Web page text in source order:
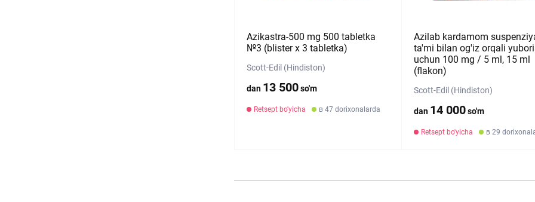
Azikastra-500 mg 500 tabletka
№3 (blister х 3 tabletka)
Scott-Edil (Hindiston)
dan 13 500so'm
Retsept bo'yicha в 47 dorixonalarda
Azilab kardamom
ta'mi bilan og'iz orqali
uchun 100 mg / 5 ml, 15 ml
(flakon)
Scott-Edil (Hindiston)
dan 14 000so'm
Retsept bo'yicha в 29